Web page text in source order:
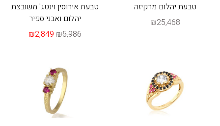
טבעת יהלום מרקיזה
₪25,468
טבעת אירוסין וינטג' משובצת
יהלום ואבני ספיר
₪2,849 ₪5,986